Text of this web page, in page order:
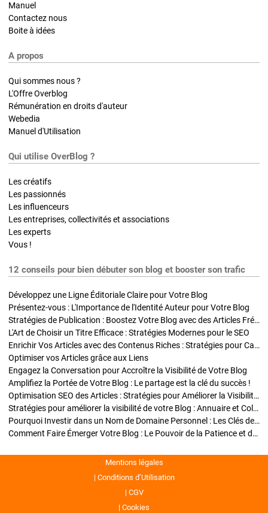
Manuel
Contactez nous
Boite à idées
A propos
Qui sommes nous ?
L'Offre Overblog
Rémunération en droits d'auteur
Webedia
Manuel d'Utilisation
Qui utilise OverBlog ?
Les créatifs
Les passionnés
Les influenceurs
Les entreprises, collectivités et associations
Les experts
Vous !
12 conseils pour bien débuter son blog et booster son trafic
Développez une Ligne Éditoriale Claire pour Votre Blog
Présentez-vous : L'Importance de l'Identité Auteur pour Votre Blog
Stratégies de Publication : Boostez Votre Blog avec des Articles Fréquents et Exclusifs
L'Art de Choisir un Titre Efficace : Stratégies Modernes pour le SEO
Enrichir Vos Articles avec des Contenus Riches : Stratégies pour Captiver et Optimiser
Optimiser vos Articles grâce aux Liens
Engagez la Conversation pour Accroître la Visibilité de Votre Blog
Amplifiez la Portée de Votre Blog : Le partage est la clé du succès !
Optimisation SEO des Articles : Stratégies pour Améliorer la Visibilité de Votre Blog
Stratégies pour améliorer la visibilité de votre Blog : Annuaire et Collaborations
Pourquoi Investir dans un Nom de Domaine Personnel : Les Clés de la Réussite de Votre Blog
Comment Faire Émerger Votre Blog : Le Pouvoir de la Patience et de la Persévérance
Mentions légales
Conditions d’Utilisation
CGV
Cookies